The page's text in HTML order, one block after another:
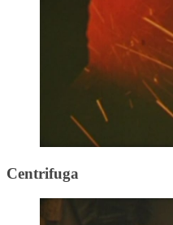
Centrifuga